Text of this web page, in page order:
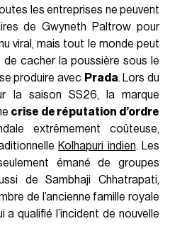
les entreprises ne peuvent
de Gwyneth Paltrow pour
viral, mais tout le monde peut
cacher la poussière sous le
produire avec Prada. Lors du
la saison SS26, la marque
crise de réputation d’ordre
extrêmement coûteuse,
Kolhapuri indien. Les
émané de groupes
de Sambhaji Chhatrapati,
de l’ancienne famille royale
a qualifié l’incident de nouvelle